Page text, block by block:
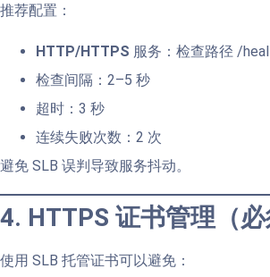
推荐配置：
HTTP/HTTPS 服务：检查路径 /
检查间隔：2–5 秒
超时：3 秒
连续失败次数：2 次
避免 SLB 误判导致服务抖动。
4. HTTPS 证书管理（必
使用 SLB 托管证书可以避免：